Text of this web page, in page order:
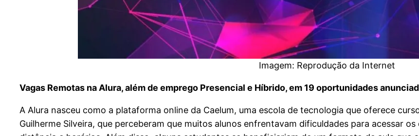
Imagem: Reprodução da Internet
Vagas Remotas na Alura, além de emprego Presencial e Híbrido, em 19 oportunidades
A Alura nasceu como a plataforma online da Caelum, uma escola de tecnologia que oferece
Guilherme Silveira, que perceberam que muitos alunos enfrentavam dificuldades para acessar